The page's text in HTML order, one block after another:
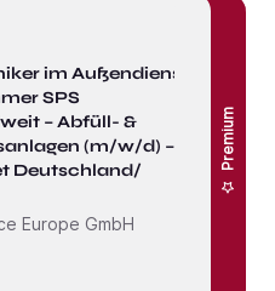
im Außendienst /
SPS
– Abfüll- &
(m/w/d) –
Deutschland/
Europe GmbH
Premium